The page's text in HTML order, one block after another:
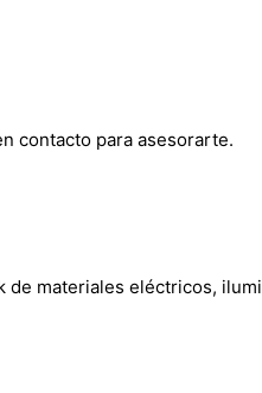
contacto para asesorarte.
de materiales eléctricos,